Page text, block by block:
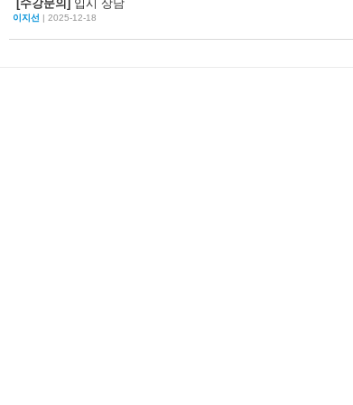
[수강문의] 입시 상담
이지선 | 2025-12-18